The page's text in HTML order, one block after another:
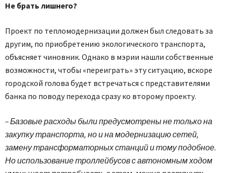
Не брать лишнего?
Проект по тепломодернизации должен был следовать за
другим, по приобретению экологического транспорта,
объясняет чиновник. Однако в мэрии нашли собственные
возможности, чтобы «переиграть» эту ситуацию, вскоре
городской голова будет встречаться с представителями
банка по поводу перехода сразу ко второму проекту.
– Базовые расходы были предусмотрены не только на
закупку транспорта, но и на модернизацию сетей,
замену трансформаторных станций и тому подобное.
Но использование троллейбусов с автономным ходом